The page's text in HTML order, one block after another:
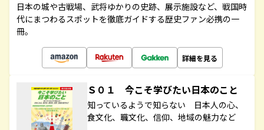
日本の城や古戦場、武将ゆかりの史跡、展示施設など、戦国時
代にまつわるスポットを徹底ガイドする歴史ファン必携の一
冊。
詳細を見る
Ｓ０１ 今こそ学びたい日本のこと
知っているようで知らない 日本人の心、
食文化、職文化、信仰、地域の魅力など